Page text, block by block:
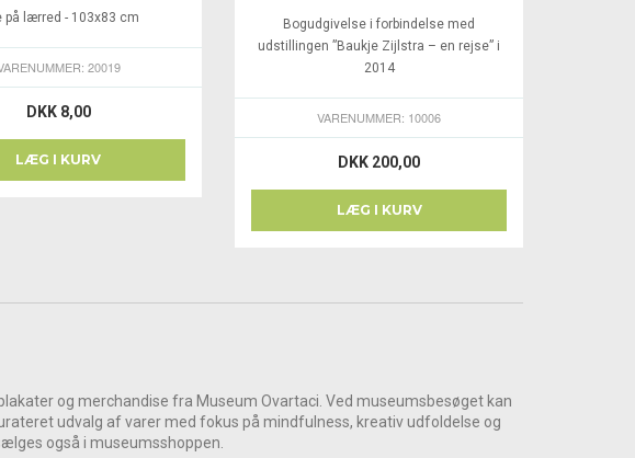
på lærred - 103x83 cm
20019
DKK 8,00
LÆG I KURV
Bogudgivelse i forbindelse med
udstillingen ”Baukje Zijlstra – en rejse” i
2014
VARENUMMER: 10006
DKK 200,00
LÆG I KURV
og merchandise fra Museum Ovartaci. Ved museumsbesøget kan
udvalg af varer med fokus på mindfulness, kreativ udfoldelse og
også i museumsshoppen.